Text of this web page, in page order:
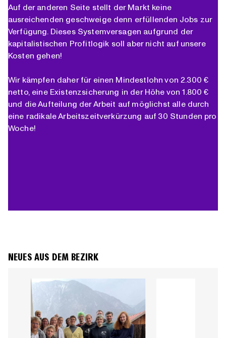
Auf der anderen Seite stellt der Markt keine
ausreichenden geschweige denn erfüllenden Jobs zur
Verfügung. Dieses Systemversagen aufgrund der
kapitalistischen Profitlogik soll aber nicht auf unsere
Kosten gehen!
Wir kämpfen daher für einen Mindestlohn von 2.300 €
netto, eine Existenzsicherung in der Höhe von 1.800 €
und die Aufteilung der Arbeit auf möglichst alle durch
eine radikale Arbeitszeitverkürzung auf 30 Stunden pro
Woche!
NEUES AUS DEM BEZIRK